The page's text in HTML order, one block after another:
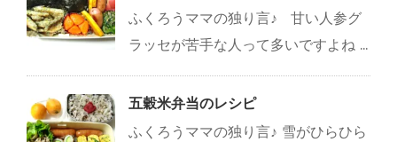
ふくろうママの独り言♪ 甘い人参グ
ラッセが苦手な人って多いですよね ...
五穀米弁当のレシピ
ふくろうママの独り言♪ 雪がひらひら